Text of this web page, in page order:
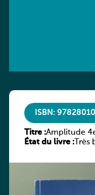
ISBN:
Titre :Amplitude
version
État du livre :Très